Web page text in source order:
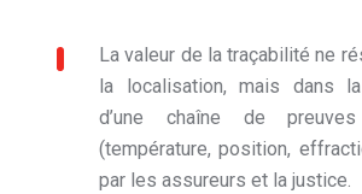
La valeur de la traçabilité ne
la localisation, mais dans
d’une chaîne de preuves
(température, position,
par les assureurs et la justice.